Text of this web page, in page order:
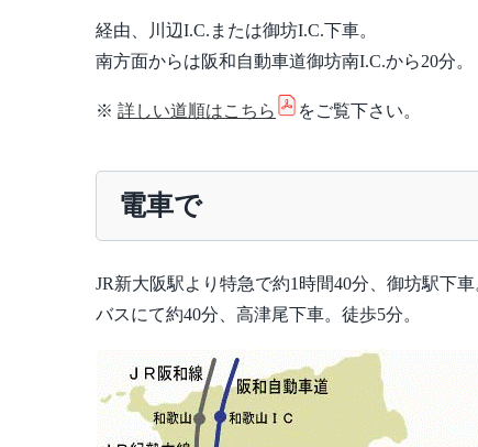
経由、川辺I.C.または御坊I.C.下車。
南方面からは阪和自動車道御坊南I.C.から20分。
※ 詳しい道順はこちら をご覧下さい。
電車で
JR新大阪駅より特急で約1時間40分、御坊駅下車
バスにて約40分、高津尾下車。徒歩5分。